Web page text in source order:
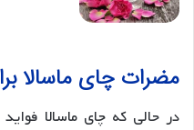
مضرات چای ماسالا
در حالی که چای ماسالا